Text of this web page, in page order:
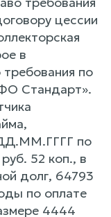
цессии
в
по
Стандарт».
по
52 коп., в
долг, 64793
по оплате
4444